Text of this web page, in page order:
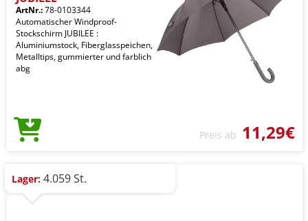
ArtNr.:78-0103344
Automatischer Windproof-
Stockschirm JUBILEE :
Aluminiumstock, Fiberglasspeichen,
Metalltips, gummierter und farblich
abg
Preis ab 11,29€
Lager: 4.059 St.